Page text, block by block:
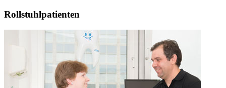
Rollstuhlpatienten